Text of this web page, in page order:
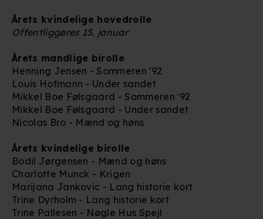
Årets kvindelige hovedrolle
Offentliggøres 15. januar
Årets mandlige birolle
Henning Jensen - Sommeren '92
Louis Hofmann - Under sandet
Mikkel Boe Følsgaard - Sommeren '92
Mikkel Boe Følsgaard - Under sandet
Nicolas Bro - Mænd og høns
Årets kvindelige birolle
Bodil Jørgensen - Mænd og høns
Charlotte Munck - Krigen
Marijana Jankovic - Lang historie kort
Trine Dyrholm - Lang historie kort
Trine Pallesen - Nøgle Hus Spejl